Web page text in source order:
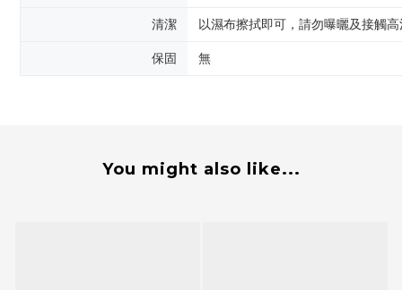
清潔 以濕布擦拭即可，請勿曝曬及接觸
保固 無
You might also like...